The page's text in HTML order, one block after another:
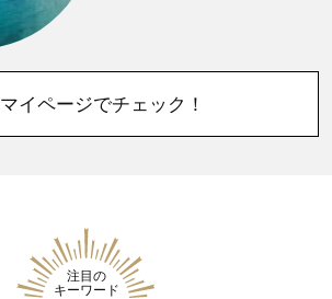
マイページでチェック！
注目の
キーワード